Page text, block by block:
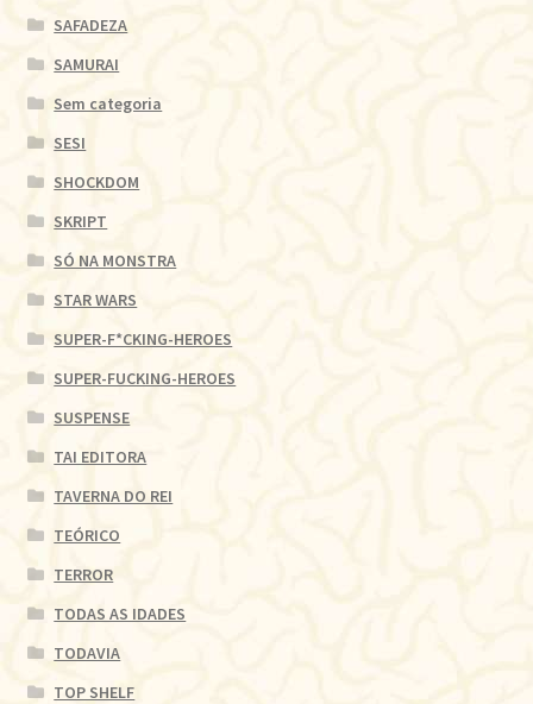
SAFADEZA
SAMURAI
Sem categoria
SESI
SHOCKDOM
SKRIPT
SÓ NA MONSTRA
STAR WARS
SUPER-F*CKING-HEROES
SUPER-FUCKING-HEROES
SUSPENSE
TAI EDITORA
TAVERNA DO REI
TEÓRICO
TERROR
TODAS AS IDADES
TODAVIA
TOP SHELF